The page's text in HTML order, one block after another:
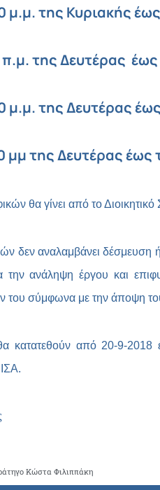
μ.μ. της Κυριακής
της Δευτέρας έως
μ.μ. της Δευτέρας
μμ της Δευτέρας έως
θα γίνει από το
δεν αναλαμβάνει
την ανάληψη έργου και
του σύμφωνα με την άποψη
θα κατατεθούν από 20-9-
Κώστα Φιλιππάκη